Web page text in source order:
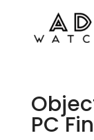
PC